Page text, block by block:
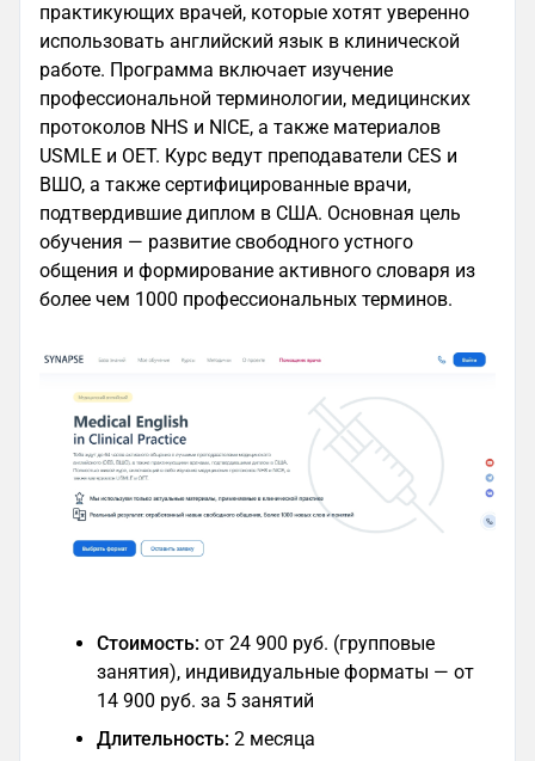
практикующих врачей, которые хотят уверенно
использовать английский язык в клинической
работе. Программа включает изучение
профессиональной терминологии, медицинских
протоколов NHS и NICE, а также материалов
USMLE и OET. Курс ведут преподаватели CES и
ВШО, а также сертифицированные врачи,
подтвердившие диплом в США. Основная цель
обучения — развитие свободного устного
общения и формирование активного словаря из
более чем 1000 профессиональных терминов.
Стоимость: от 24 900 руб. (групповые
занятия), индивидуальные форматы — от
14 900 руб. за 5 занятий
Длительность: 2 месяца